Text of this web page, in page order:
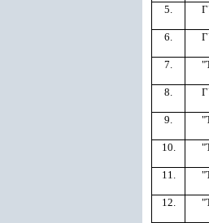
5.
6.
7.
8.
9.
10.
11.
12.